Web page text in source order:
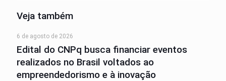
Veja também
6 de agosto de 2026
Edital do CNPq busca financiar eventos
realizados no Brasil voltados ao
empreendedorismo e à inovação